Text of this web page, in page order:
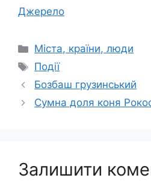
Джерело
Категорії
Міста, країни, люди
Позначки
Події
Бозбаш грузинський
Сумна доля коня
Залишити